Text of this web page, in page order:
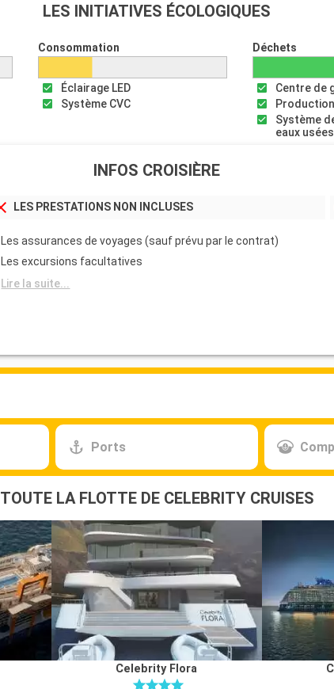
LES INITIATIVES ÉCOLOGIQUES
Consommation
Éclairage LED
Système CVC
Déchets
Centre de
Système
eaux usées
INFOS CROISIÈRE
LES PRESTATIONS NON INCLUSES
Les assurances de voyages (sauf prévu par le contrat)
Les excursions facultatives
Lire la suite...
Ports
TOUTE LA FLOTTE DE CELEBRITY CRUISES
Celebrity Flora